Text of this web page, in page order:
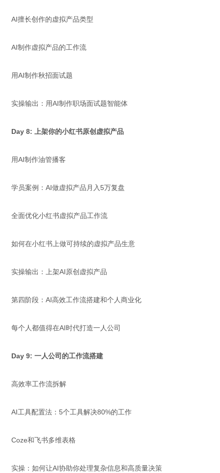
AI擅长创作的虚拟产品类型
AI制作虚拟产品的工作流
用AI制作秋招面试题
实操输出：用AI制作职场面试题智能体
Day 8: 上架你的小红书原创虚拟产品
用AI制作油管播客
学员案例：AI做虚拟产品月入5万复盘
全面优化小红书虚拟产品工作流
如何在小红书上做可持续的虚拟产品生意
实操输出：上架AI原创虚拟产品
第四阶段：AI高效工作流搭建和个人商业化
每个人都值得在AI时代打造一人公司
Day 9: 一人公司的工作流搭建
高效率工作流拆解
AI工具配置法：5个工具解决80%的工作
Coze和飞书多维表格
实操：如何让AI协助你处理复杂信息和高质量决策